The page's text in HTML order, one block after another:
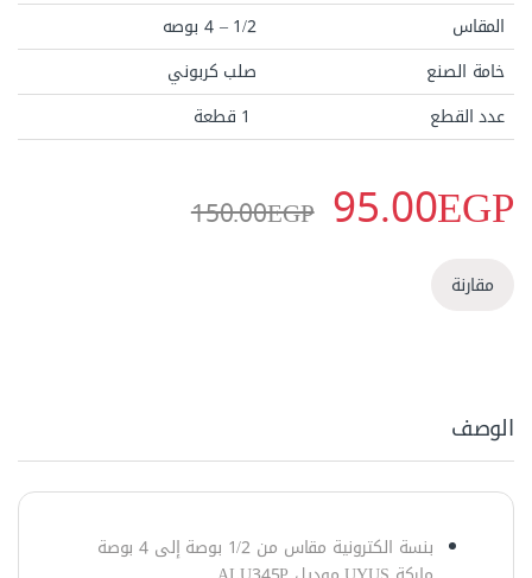
المقاس
1/2 – 4 بوصه
خامة الصنع
صلب كربوني
عدد القطع
95.00EGP
150.00EGP
مقارنة
الوصف
بنسة الكترونية مقاس من 1/2 بوصة إلى 4 بوصة